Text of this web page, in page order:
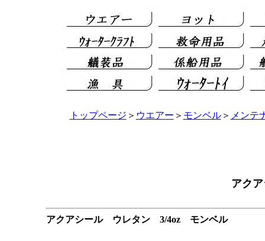
トップページ ＞ ウエアー ＞ モンベル＞ メンテ
アク
アクアシール ウレタン 3/4oz モンベル